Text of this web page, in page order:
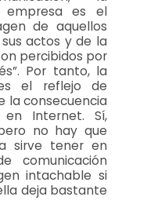
empresa es el
de aquellos
actos y de la
percibidos por
Por tanto, la
el reflejo de
la consecuencia
Internet. Sí,
no hay que
sirve tener en
comunicación
intachable si
deja bastante